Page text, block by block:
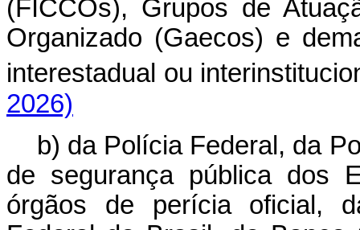
(FICCOs), Grupos de
Organizado (Gaecos) e
interestadual ou
2026)
b) da Polícia Federal, da
de segurança pública dos
órgãos de perícia oficial,